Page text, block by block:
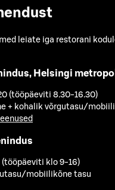
leiate iga restorani
Helsingi
(tööpäeviti 8.30-16.30)
+ kohalik võrgutasu/
(tööpäeviti klo 9-16)
mobiilikõne tasu